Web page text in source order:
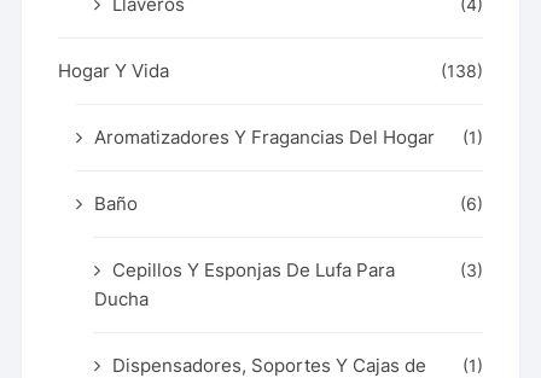
(4)
Hogar Y Vida (138)
Aromatizadores Y Fragancias Del Hogar (1)
Baño (6)
Cepillos Y Esponjas De Lufa Para
Ducha
(3)
Dispensadores, Soportes Y Cajas de
(1)